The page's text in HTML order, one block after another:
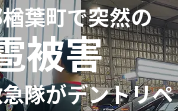
葉町で突然の
被害
隊がデントリペ